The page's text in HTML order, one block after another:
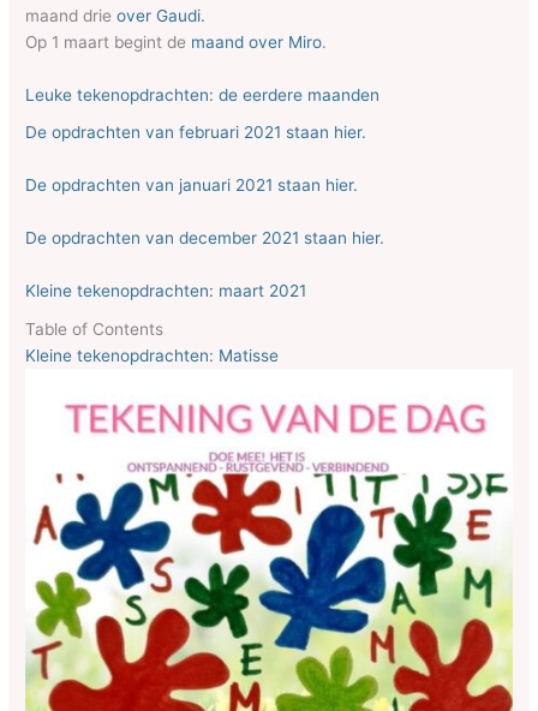
maand drieover Gaudi.
Op 1 maart begint de maand over Miro.
Leuke tekenopdrachten: de eerdere maanden
De opdrachten van februari 2021 staan hier.
De opdrachten van januari 2021 staan hier.
De opdrachten van december 2021 staan hier.
Kleine tekenopdrachten: maart 2021
Table of Contents
Kleine tekenopdrachten: Matisse